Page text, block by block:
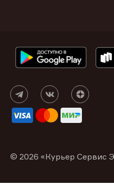
© 2026 «Курьер Сервис